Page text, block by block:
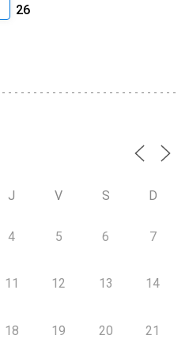
26
J V S D
4 5 6 7
11 12 13 14
18 19 20 21